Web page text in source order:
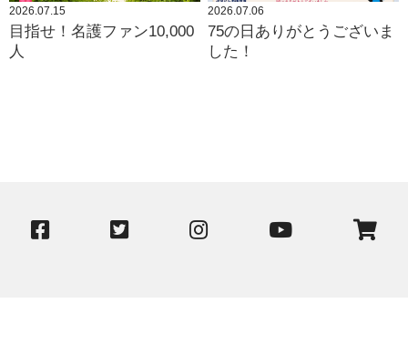
2026.07.15
目指せ！名護ファン10,000
人
2026.07.06
75の日ありがとうございま
した！